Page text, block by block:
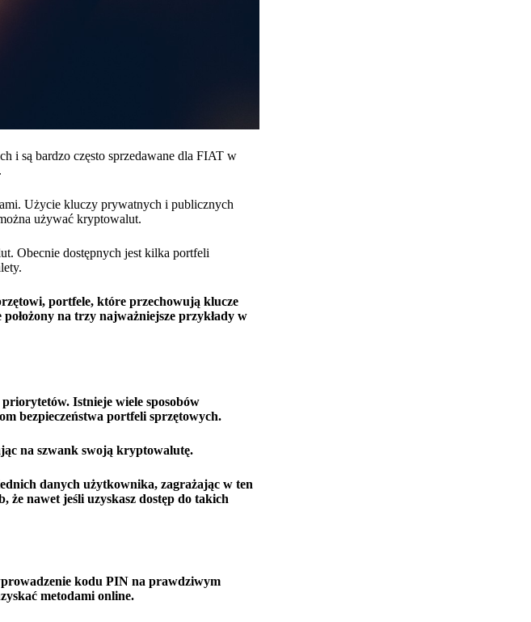
i są bardzo często sprzedawane dla FIAT w
Użycie kluczy prywatnych i publicznych
używać kryptowalut.
Obecnie dostępnych jest kilka portfeli
portfele, które przechowują klucze
na trzy najważniejsze przykłady w
Istnieje wiele sposobów
bezpieczeństwa portfeli sprzętowych.
na szwank swoją kryptowalutę.
danych użytkownika, zagrażając w ten
że nawet jeśli uzyskasz dostęp do takich
kodu PIN na prawdziwym
metodami online.